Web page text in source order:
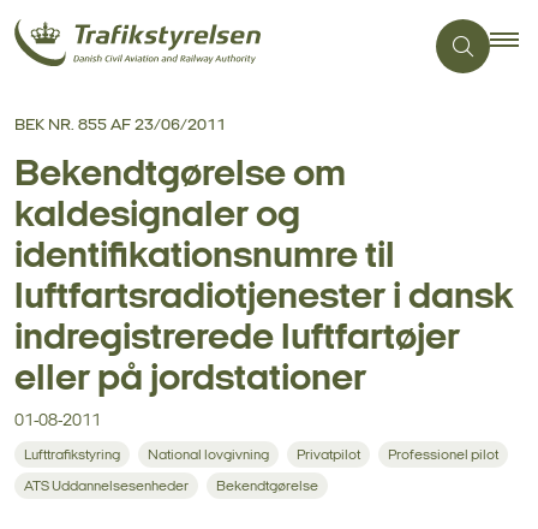
BEK NR. 855 AF 23/06/2011
Bekendtgørelse om
kaldesignaler og
identifikationsnumre til
luftfartsradiotjenester i dansk
indregistrerede luftfartøjer
eller på jordstationer
01-08-2011
Lufttrafikstyring National lovgivning Privatpilot Professionel pilot
ATS Uddannelsesenheder Bekendtgørelse